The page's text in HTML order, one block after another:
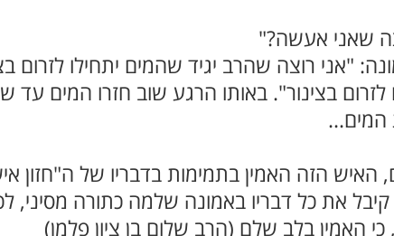
שאני אעשה?"
"אני רוצה שהרב יגיד שהמים יתחילו לזרום
בצינור". באותו הרגע שוב חזרו המים עד
המים...
האיש הזה האמין בתמימות בדבריו של ה"חזון
את כל דבריו באמונה שלמה כתורה מסיני,
האמין בלב שלם (הרב שלום בן ציון פלמן)